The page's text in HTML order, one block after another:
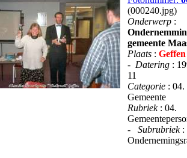
(000240.jpg)
Onderwerp :
gemeente
Plaats : Geffen
- Datering :
11
Categorie : 04.
Gemeente
Rubriek : 04.
- Subrubriek :